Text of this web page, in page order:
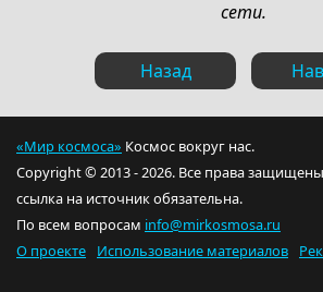
сети.
Назад
«Мир космоса» Космос вокруг нас.
Copyright © 2013 - 2026. Все права
ссылка на источник обязательна.
По всем вопросам info@mirkosmosa.ru
О проекте
Использование материалов